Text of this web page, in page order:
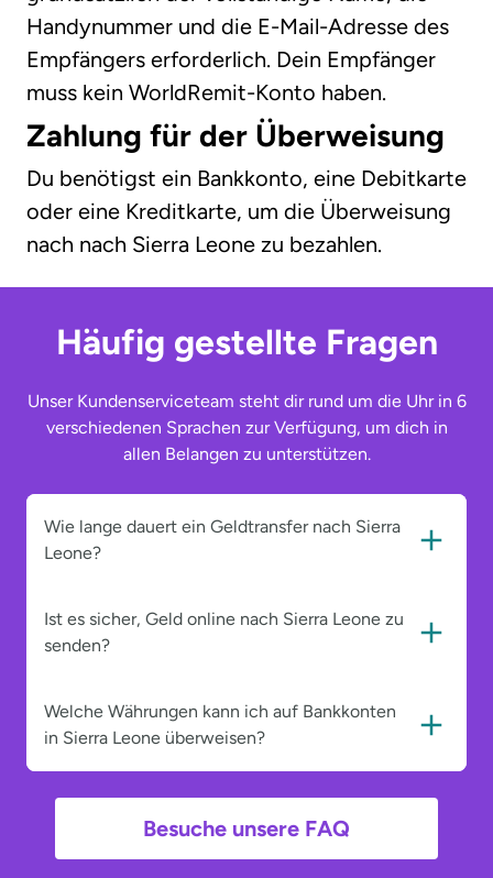
Handynummer und die E-Mail-Adresse des
Empfängers erforderlich. Dein Empfänger
muss kein WorldRemit-Konto haben.
Zahlung für der Überweisung
Du benötigst ein Bankkonto, eine Debitkarte
oder eine Kreditkarte, um die Überweisung
nach nach Sierra Leone zu bezahlen.
Häufig gestellte Fragen
Unser Kundenserviceteam steht dir rund um die Uhr in 6
verschiedenen Sprachen zur Verfügung, um dich in
allen Belangen zu unterstützen.
Wie lange dauert ein Geldtransfer nach Sierra
Leone?
Ist es sicher, Geld online nach Sierra Leone zu
senden?
Welche Währungen kann ich auf Bankkonten
in Sierra Leone überweisen?
Besuche unsere FAQ